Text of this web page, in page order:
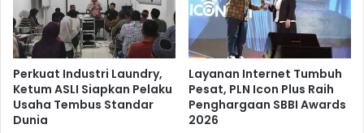
l
a
n
n
a
P
i
l
k
a
Perkuat Industri Laundry,
Ketum ASLI Siapkan Pelaku
Usaha Tembus Standar
Dunia
Layanan Internet Tumbuh
Pesat, PLN Icon Plus Raih
Penghargaan SBBI Awards
2026